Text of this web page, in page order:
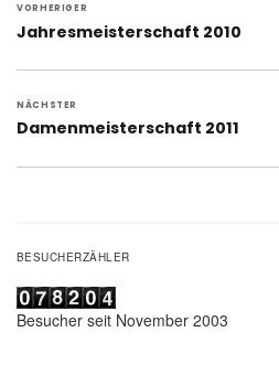
VORHERIGER
Vorheriger
Jahresmeisterschaft 2010
NÄCHSTER
Nächster
Damenmeisterschaft 2011
BESUCHERZÄHLER
Besucher seit November 2003